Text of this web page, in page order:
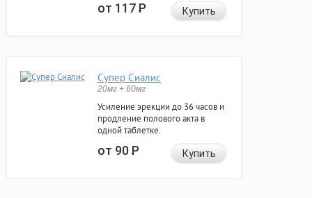
от 117Р Купить
Супер Сиалис
20мг + 60мг
Усиление эрекции до 36 часов и
продление полового акта в
одной таблетке.
от 90Р Купить